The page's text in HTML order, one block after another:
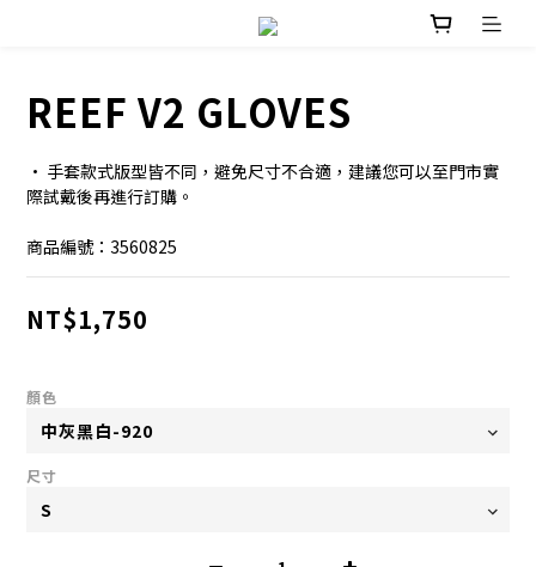
REEF V2 GLOVES
· 手套款式版型皆不同，避免尺寸不合適，建議您可以至門市實
際試戴後再進行訂購。
商品編號：3560825
NT$1,750
顏色
尺寸